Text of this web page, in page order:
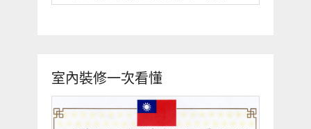
室內裝修一次看懂